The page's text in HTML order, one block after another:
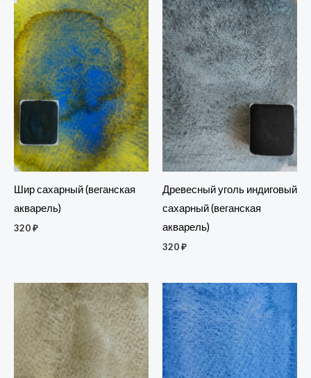
Шир сахарный (веганская
акварель)
320₽
Древесный уголь индиговый
сахарный (веганская
акварель)
320₽